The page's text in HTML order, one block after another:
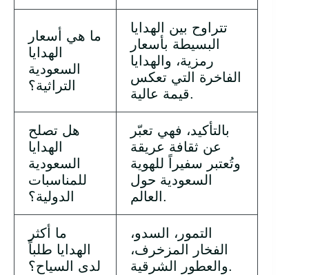
ما هي أسعار
الهدايا
السعودية
التراثية؟
تتراوح بين الهدايا
البسيطة بأسعار
رمزية، والهدايا
الفاخرة التي تعكس
قيمة عالية.
هل تصلح
الهدايا
السعودية
للمناسبات
الدولية؟
بالتأكيد، فهي تعبّر
عن ثقافة عريقة
وتُعتبر سفيراً للهوية
السعودية حول
العالم.
ما أكثر
الهدايا طلباً
لدى السياح؟
التمور، السدو،
الفخار المزخرف،
والعطور الشرقية.